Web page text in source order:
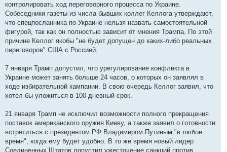
контролировать ход переговорного процесса по Украине.
Собеседники газеты из числа бывших коллег Келлога утверждают,
что спецпосланника по Украине нельзя назвать самостоятельной
фигурой, так как он полностью зависит от мнения Трампа. По этой
причине Келлог якобы "не будет допущен до каких-либо реальных
переговоров" США с Россией.
7 января Трамп допустил, что урегулирование конфликта в
Украине может занять больше 24 часов, о которых он заявлял в
ходе избирательной кампании. В свою очередь Келлог заявил, что
хотел бы уложиться в 100-дневный срок.
21 января Трамп не исключил возможности полного прекращения
поставок американского оружия Киеву, а также заявил о готовности
встретиться с президентом РФ Владимиром Путиным "в любое
время", когда ему будет удобно. В то же время новый лидер
Соединенных Штатов допустил ужесточение санкций против